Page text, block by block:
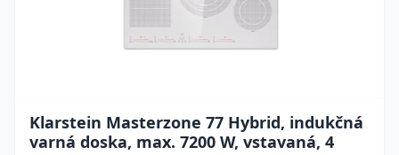
Klarstein Masterzone 77 Hybrid, indukčná
varná doska, max. 7200 W, vstavaná, 4